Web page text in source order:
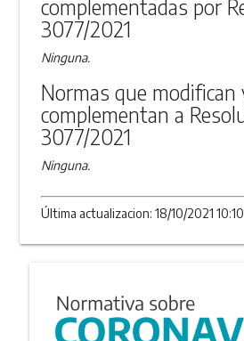
complementadas por
3077/2021
Ninguna.
Normas que modifican
complementan a
3077/2021
Ninguna.
Última actualizacion: 18/10/2021 10:10